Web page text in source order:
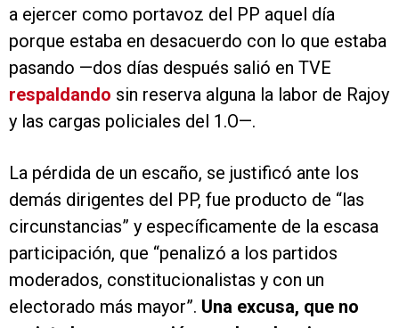
a ejercer como portavoz del PP aquel día
porque estaba en desacuerdo con lo que estaba
pasando —dos días después salió en TVE
respaldando sin reserva alguna la labor de Rajoy
y las cargas policiales del 1.O—.
La pérdida de un escaño, se justificó ante los
demás dirigentes del PP, fue producto de “las
circunstancias” y específicamente de la escasa
participación, que “penalizó a los partidos
moderados, constitucionalistas y con un
electorado más mayor”. Una excusa, que no